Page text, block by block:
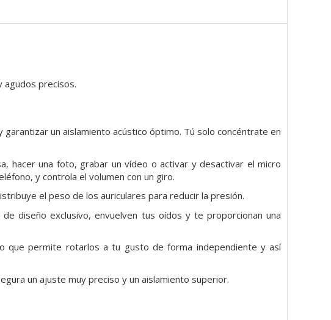
agudos precisos.
un aislamiento acústico óptimo. Tú solo concéntrate en
hacer una foto, grabar un vídeo o activar y desactivar el micro
y controla el volumen con un giro.
el peso de los auriculares para reducir la presión.
diseño exclusivo, envuelven tus oídos y te proporcionan una
que permite rotarlos a tu gusto de forma independiente y así
un ajuste muy preciso y un aislamiento superior.